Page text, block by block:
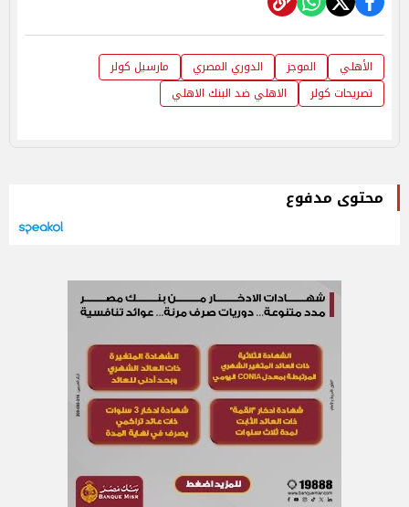
الأهلي الموجز الدوري المصري
مارسيل كولر
تصريحات كولر
الاهلي ضد البنك الاهلي
محتوى مدفوع